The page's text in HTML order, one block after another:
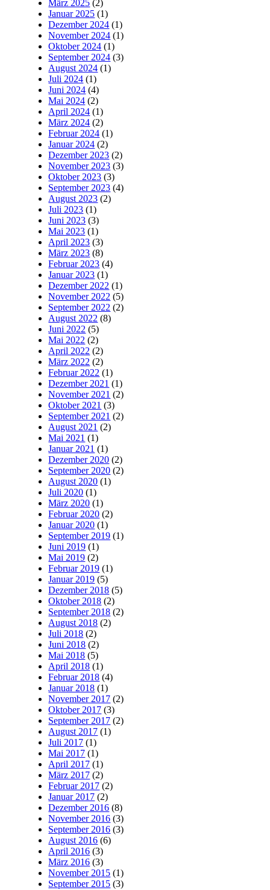
März 2025 (2)
Januar 2025 (1)
Dezember 2024 (1)
November 2024 (1)
Oktober 2024 (1)
September 2024 (3)
August 2024 (1)
Juli 2024 (1)
Juni 2024 (4)
Mai 2024 (2)
April 2024 (1)
März 2024 (2)
Februar 2024 (1)
Januar 2024 (2)
Dezember 2023 (2)
November 2023 (3)
Oktober 2023 (3)
September 2023 (4)
August 2023 (2)
Juli 2023 (1)
Juni 2023 (3)
Mai 2023 (1)
April 2023 (3)
März 2023 (8)
Februar 2023 (4)
Januar 2023 (1)
Dezember 2022 (1)
November 2022 (5)
September 2022 (2)
August 2022 (8)
Juni 2022 (5)
Mai 2022 (2)
April 2022 (2)
März 2022 (2)
Februar 2022 (1)
Dezember 2021 (1)
November 2021 (2)
Oktober 2021 (3)
September 2021 (2)
August 2021 (2)
Mai 2021 (1)
Januar 2021 (1)
Dezember 2020 (2)
September 2020 (2)
August 2020 (1)
Juli 2020 (1)
März 2020 (1)
Februar 2020 (2)
Januar 2020 (1)
September 2019 (1)
Juni 2019 (1)
Mai 2019 (2)
Februar 2019 (1)
Januar 2019 (5)
Dezember 2018 (5)
Oktober 2018 (2)
September 2018 (2)
August 2018 (2)
Juli 2018 (2)
Juni 2018 (2)
Mai 2018 (5)
April 2018 (1)
Februar 2018 (4)
Januar 2018 (1)
November 2017 (2)
Oktober 2017 (3)
September 2017 (2)
August 2017 (1)
Juli 2017 (1)
Mai 2017 (1)
April 2017 (1)
März 2017 (2)
Februar 2017 (2)
Januar 2017 (2)
Dezember 2016 (8)
November 2016 (3)
September 2016 (3)
August 2016 (6)
April 2016 (3)
März 2016 (3)
November 2015 (1)
September 2015 (3)